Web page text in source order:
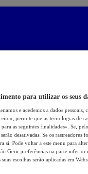
para utilizar os seus
e acedemos a dados
permite que as tecnologias de
para as seguintes finalidades». Se,
desativadas. Se os
si. Pode voltar a este menu para
Gerir preferências na parte
escolhas serão aplicadas em